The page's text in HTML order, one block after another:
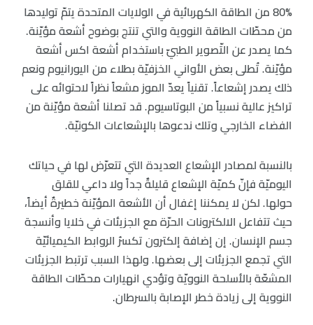
80% من الطاقة الكهربائية في الولايات المتحدة يتمّ توليدها
من محطّات الطاقة النووية والتي تنتج بوضوح أشعة مؤيّنة.
كما يصدر عن التّصوير الطبيّ باستخدام أشعة اكس أشعة
مؤيّنة. تُطلى بعض الأواني الخزفيّة بطلاء من اليورانيوم ونعم
ذلك يصدر إشعاعاً. تقنياً يعدّ الموز مشعاً نظراً لاحتوائه على
تراكيز عالية نسبياً من البوتاسيوم. قد تصلنا أشعة مؤيّنة من
الفضاء الخارجي وتلك ندعوها بالإشعاعات الكونيّة.
بالنسبة لمصادر الإشعاع العديدة التي تتعرّض لها في حياتك
اليوميّة فإنّ كميّة الإشعاع قليلةٌ جداً ولا داعي للقلق
حولها. لكن لا يمكننا إغفال أن الأشعة المؤيّنة خطيرةٌ أيضاً،
حيث تتفاعل الالكترونات الحرّة مع الجزيئات في خلايا وأنسجة
جسم الإنسان. إن إضافة إلكترون تكسرُ الروابط الكيميائيّة
التي تجمع الجزيئات إلى بعضها. ولهذا السبب ترتبط الجزيئات
المشعّة بالأسلحة النوويّة وتؤدي انهيارات محطّات الطاقة
النووية إلى زيادة خطر الإصابة بالسرطان.